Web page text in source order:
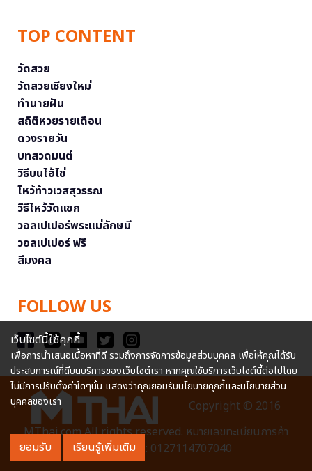
TOP CONTENT
วัดสวย
วัดสวยเชียงใหม่
ทำนายฝัน
สถิติหวยรายเดือน
ดวงรายวัน
บทสวดมนต์
วิธีบนไอ้ไข่
ไหว้ท้าวเวสสุวรรณ
วิธีไหว้วัดแขก
วอลเปเปอร์พระแม่ลักษมี
วอลเปเปอร์ ฟรี
สีมงคล
FOLLOW US
Copyright © 2016
MThai.com All rights reserved. หมายเลขทะเบียนการค้า
อิเล็กทรอนิกส์ : 0127114707040
เว็บไซต์นี้ใช้คุกกี้
เพื่อการนำเสนอเนื้อหาที่ดี รวมถึงการจัดการข้อมูลส่วนบุคคล เพื่อให้คุณได้รับ
ประสบการณ์ที่ดีบนบริการของเว็บไซต์เรา หากคุณใช้บริการเว็บไซต์นี้ต่อไปโดย
ไม่มีการปรับตั้งค่าใดๆนั้น แสดงว่าคุณยอมรับนโยบายคุกกี้และนโยบายส่วน
บุคคลของเรา
ยอมรับ เรียนรู้เพิ่มเติม